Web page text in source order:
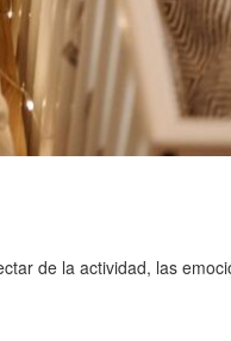
de la actividad, las